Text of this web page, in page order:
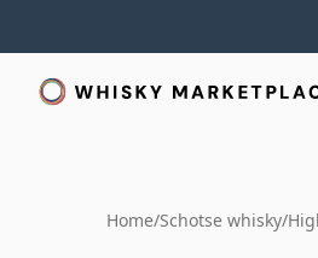
Home/Schotse whisky/